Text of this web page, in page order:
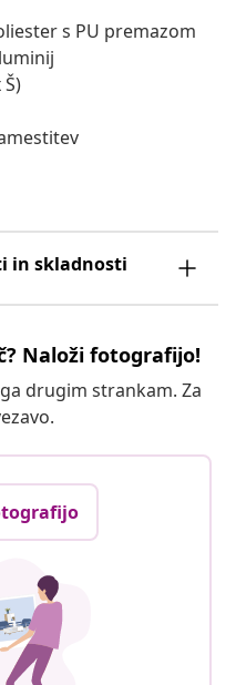
s PU premazom
in skladnosti
Naloži fotografijo!
drugim strankam. Za